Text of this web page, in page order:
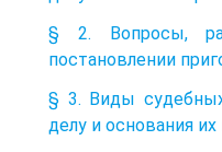
§ 2. Вопросы,
постановлении
§ 3. Виды
делу и основания